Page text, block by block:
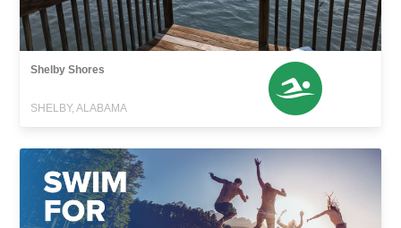
Shelby Shores
SHELBY, ALABAMA